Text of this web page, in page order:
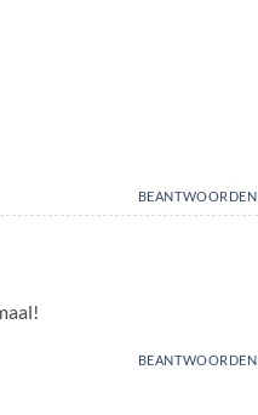
BEANTWOORDEN
BEANTWOORDEN